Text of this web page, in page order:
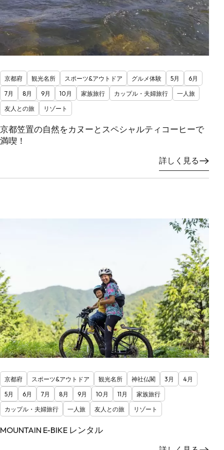
京都府 観光名所 スポーツ&アウトドア グルメ体験 5月
6月
7月
8月 9月 10月 家族旅行 カップル・夫婦旅行
一人旅
友人との旅
リゾート
京都笠置の自然をカヌーとスペシャルティコーヒーで
満喫！
詳しく見る
京都府 スポーツ&アウトドア 観光名所 神社仏閣 3月
4月
5月
6月 7月 8月 9月 10月 11月
家族旅行
カップル・夫婦旅行
一人旅 友人との旅 リゾート
MOUNTAIN E-BIKE レンタル